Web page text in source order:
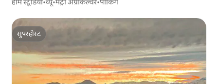
सुपरहोस्ट
सुपरहोस्ट